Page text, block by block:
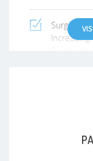
Surgical